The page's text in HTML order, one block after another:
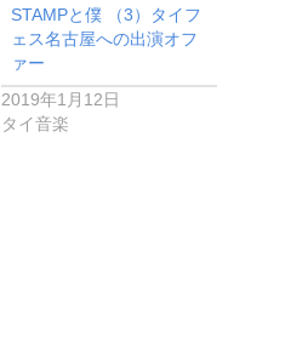
STAMPと僕 （3）タイフ
ェス名古屋への出演オフ
ァー
2019年1月12日
タイ音楽